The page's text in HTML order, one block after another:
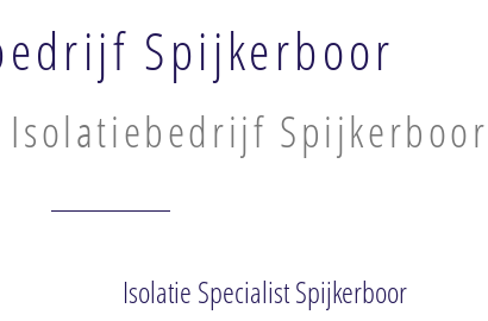
Spijkerboor
Spijkerboor
Isolatie Specialist Spijkerboor